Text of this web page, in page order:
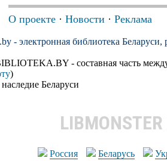
О проекте · Новости · Реклама
- электронная библиотека Беларуси,
- составная часть
)
Беларуси
Россия Беларусь